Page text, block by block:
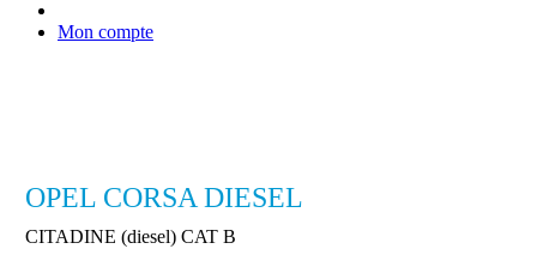
Mon compte
OPEL CORSA DIESEL
CITADINE (diesel) CAT B